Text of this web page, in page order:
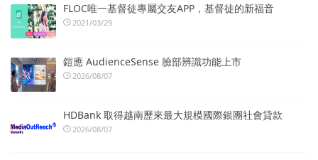
FLOC唯一基督徒專屬交友APP，基督徒的新福音
2021/03/29
鎧應 AudienceSense 臉部辨識功能上市
2026/08/07
HDBank 取得越南歷來最大規模國際銀團社會貸款
2026/08/07